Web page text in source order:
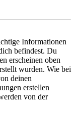
Informationen
befindest. Du
erscheinen oben
wurden. Wie bei
deinen
erstellen
von der